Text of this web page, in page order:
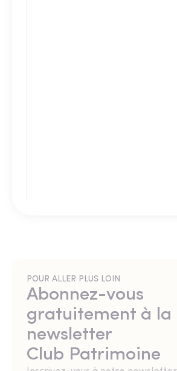
POUR ALLER PLUS LOIN
Abonnez-vous
gratuitement à la
newsletter
Club Patrimoine